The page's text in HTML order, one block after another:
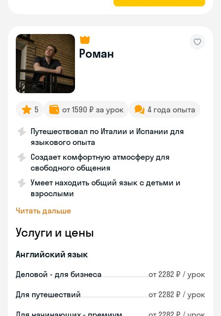
Роман
5 от 1590 ₽ за урок 4 года опыта
Путешествовал по Италии и Испании для
языкового опыта
Создает комфортную атмосферу для
свободного общения
Умеет находить общий язык с детьми и
взрослыми
Читать дальше
Услуги и цены
Английский язык
Деловой - для бизнеса от 2282 ₽ / урок
Для путешествий от 2282 ₽ / урок